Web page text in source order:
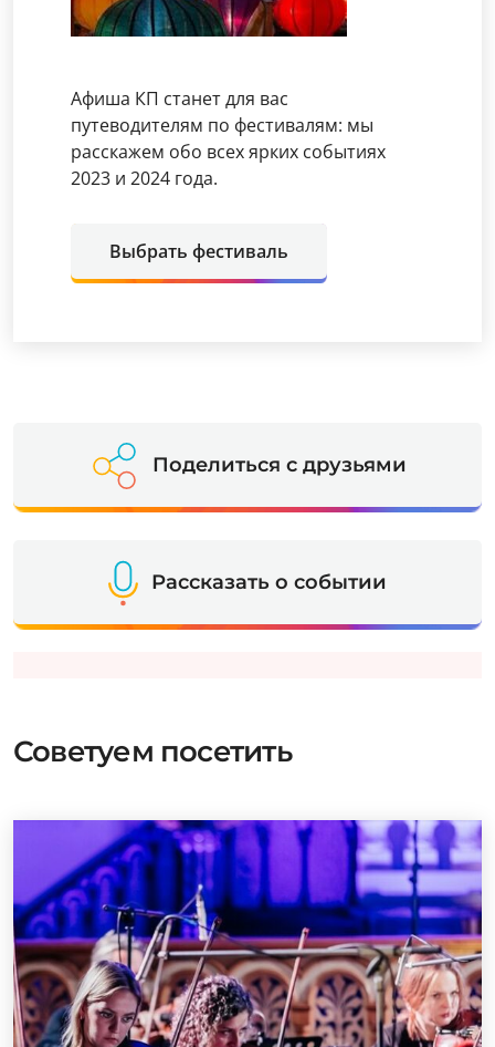
Афиша КП станет для вас
путеводителям по фестивалям: мы
расскажем обо всех ярких событиях
2023 и 2024 года.
Выбрать фестиваль
Поделиться с друзьями
Рассказать о событии
Советуем посетить